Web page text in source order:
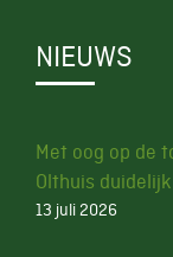
NIEUWS
Met oog op de
Olthuis
13 juli 2026